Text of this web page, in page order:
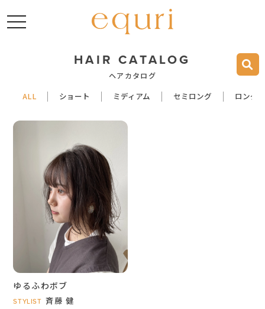
toggle navigation
HAIR CATALOG
ヘアカタログ
ALL ショート ミディアム セミロング ロング
ゆるふわボブ
STYLIST 斉藤 健